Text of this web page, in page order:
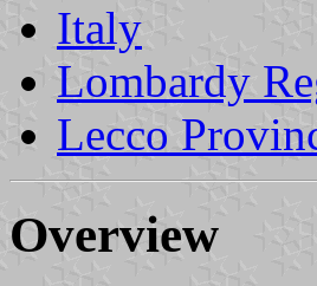
Italy
Lombardy
Lecco
Overview